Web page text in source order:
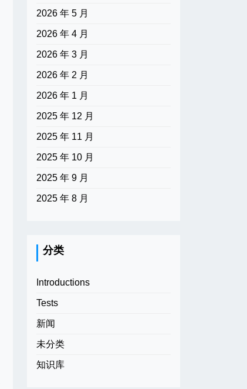
2026 年 5 月
2026 年 4 月
2026 年 3 月
2026 年 2 月
2026 年 1 月
2025 年 12 月
2025 年 11 月
2025 年 10 月
2025 年 9 月
2025 年 8 月
分类
Introductions
Tests
新闻
未分类
知识库